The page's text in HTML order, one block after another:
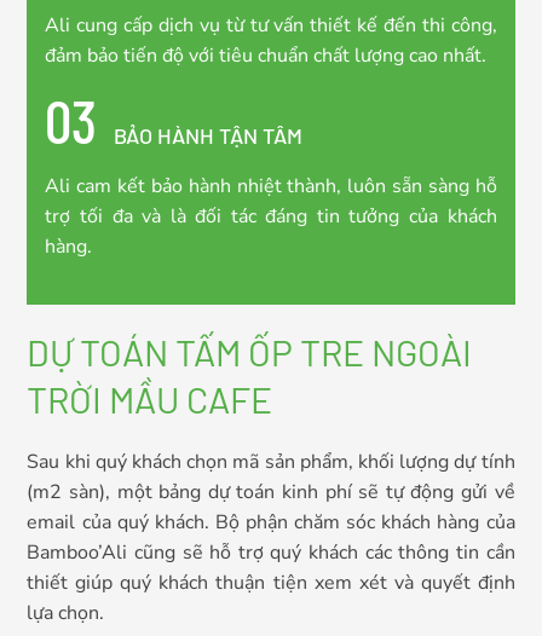
Ali cung cấp dịch vụ từ tư vấn thiết kế đến thi công,
đảm bảo tiến độ với tiêu chuẩn chất lượng cao nhất.
03
BẢO HÀNH TẬN TÂM
Ali cam kết bảo hành nhiệt thành, luôn sẵn sàng hỗ
trợ tối đa và là đối tác đáng tin tưởng của khách
hàng.
DỰ TOÁN TẤM ỐP TRE NGOÀI
TRỜI MẦU CAFE
Sau khi quý khách chọn mã sản phẩm, khối lượng dự tính
(m2 sàn), một bảng dự toán kinh phí sẽ tự động gửi về
email của quý khách. Bộ phận chăm sóc khách hàng của
Bamboo’Ali cũng sẽ hỗ trợ quý khách các thông tin cần
thiết giúp quý khách thuận tiện xem xét và quyết định
lựa chọn.